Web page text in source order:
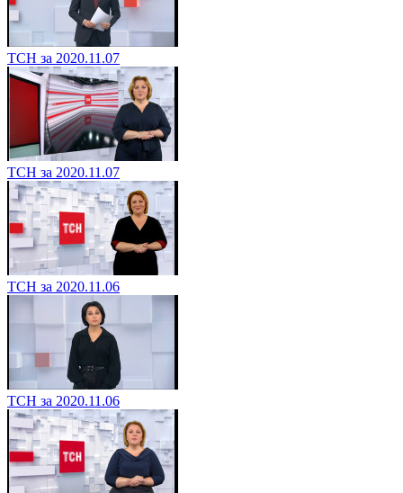
ТСН за 2020.11.07
ТСН за 2020.11.07
ТСН за 2020.11.06
ТСН за 2020.11.06